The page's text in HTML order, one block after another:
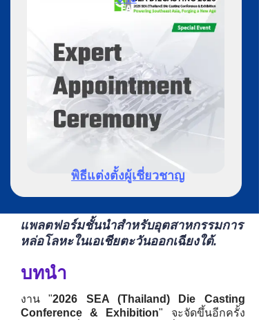
พิธีแต่งตั้งผู้เชี่ยวชาญ
แพลตฟอร์มชั้นนำสำหรับอุตสาหกรรมการ
หล่อโลหะในเอเชียตะวันออกเฉียงใต้.
บทนำ
งาน "2026 SEA (Thailand) Die Casting
Conference & Exhibition" จะจัดขึ้นอีกครั้ง